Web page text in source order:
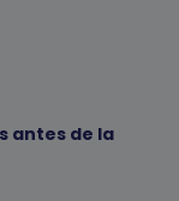
antes de la